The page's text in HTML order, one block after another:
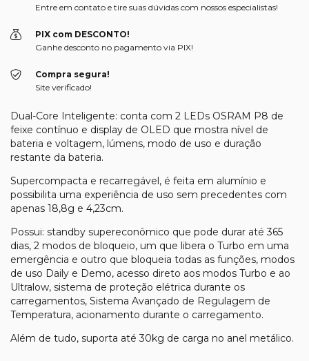
Entre em contato e tire suas dúvidas com nossos especialistas!
PIX com DESCONTO!
Ganhe desconto no pagamento via PIX!
Compra segura!
Site verificado!
Dual-Core Inteligente: conta com 2 LEDs OSRAM P8 de
feixe contínuo e display de OLED que mostra nível de
bateria e voltagem, lúmens, modo de uso e duração
restante da bateria.
Supercompacta e recarregável, é feita em alumínio e
possibilita uma experiência de uso sem precedentes com
apenas 18,8g e 4,23cm.
Possui: standby supereconômico que pode durar até 365
dias, 2 modos de bloqueio, um que libera o Turbo em uma
emergência e outro que bloqueia todas as funções, modos
de uso Daily e Demo, acesso direto aos modos Turbo e ao
Ultralow, sistema de proteção elétrica durante os
carregamentos, Sistema Avançado de Regulagem de
Temperatura, acionamento durante o carregamento.
Além de tudo, suporta até 30kg de carga no anel metálico.